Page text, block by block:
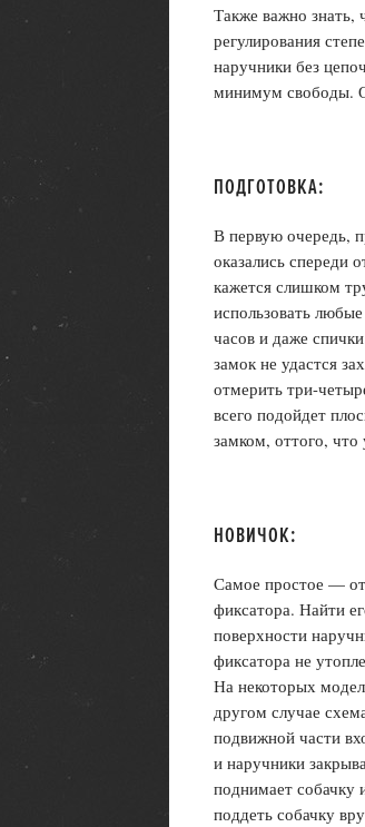
Также важно знать,
регулирования
наручники без
минимум свободы.
ПОДГОТОВКА:
В первую очередь,
оказались спереди
кажется слишком
использовать
часов и даже
замок не удастся
отмерить три-
всего подойдет
замком, оттого, что
НОВИЧОК:
Самое простое —
фиксатора. Найти
поверхности
фиксатора не
На некоторых
другом случае
подвижной части
и наручники
поднимает
поддеть собачку